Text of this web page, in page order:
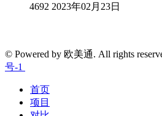
4692 2023年02月23日
© Powered by 欧美通. All rights
号-1
首页
项目